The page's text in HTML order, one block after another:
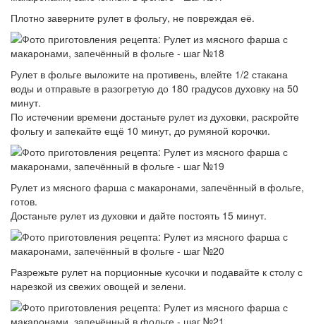
Плотно заверните рулет в фольгу, не повреждая её.
Рулет в фольге выложите на противень, влейте 1/2 стакана
воды и отправьте в разогретую до 180 градусов духовку на 50
минут.
По истечении времени достаньте рулет из духовки, раскройте
фольгу и запекайте ещё 10 минут, до румяной корочки.
Рулет из мясного фарша с макаронами, запечённый в фольге,
готов.
Достаньте рулет из духовки и дайте постоять 15 минут.
Разрежьте рулет на порционные кусочки и подавайте к столу с
нарезкой из свежих овощей и зелени.